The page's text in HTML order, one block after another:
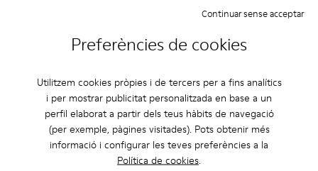
Preferències de cookies
Utilitzem cookies pròpies i de tercers per a fins analítics
i per mostrar publicitat personalitzada en base a un
perfil elaborat a partir dels teus hàbits de navegació
(per exemple, pàgines visitades). Pots obtenir més
informació i configurar les teves preferències a la
Política de cookies.
Continuar sense acceptar
-40%
Afegir